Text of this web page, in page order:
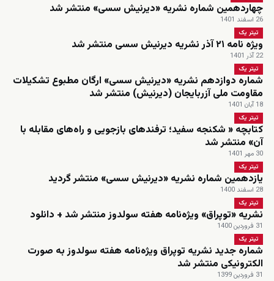
چهاردهمین شماره نشریه «دیرنیش سسی» منتشر شد
26 اسفند 1401
تیتر یک
ویژه نامه ۲۱ آذر نشریه دیرنیش سسی منتشر شد
22 آذر 1401
تیتر یک
شماره دوازدهم نشریه «دیرنیش سسی» ارگان مطبوع تشکیلات
مقاومت ملی آزربایجان (دیرنیش) منتشر شد
18 آبان 1401
تیتر یک
کتابچه « شکنجه سفید؛ ترفندهای بازجویی و راه‌های مقابله با
آن» منتشر شد
30 مهر 1401
تیتر یک
یازدهمین شماره نشریه «دیرنیش سسی» منتشر گردید
28 اسفند 1400
تیتر یک
نشریه «توپراق» ویژه‌نامه هفته سولدوز منتشر شد + دانلود
31 فروردین 1400
تیتر یک
شماره جدید نشریه توپراق ویژه‌نامه هفته سولدوز به صورت
الکترونیکی منتشر شد
31 فروردین 1399